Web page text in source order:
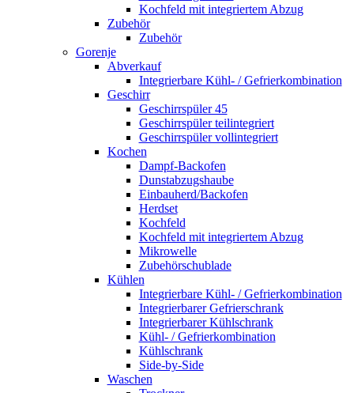
Kochfeld mit integriertem Abzug
Zubehör
Zubehör
Gorenje
Abverkauf
Integrierbare Kühl- / Gefrierkombination
Geschirr
Geschirrspüler 45
Geschirrspüler teilintegriert
Geschirrspüler vollintegriert
Kochen
Dampf-Backofen
Dunstabzugshaube
Einbauherd/Backofen
Herdset
Kochfeld
Kochfeld mit integriertem Abzug
Mikrowelle
Zubehörschublade
Kühlen
Integrierbare Kühl- / Gefrierkombination
Integrierbarer Gefrierschrank
Integrierbarer Kühlschrank
Kühl- / Gefrierkombination
Kühlschrank
Side-by-Side
Waschen